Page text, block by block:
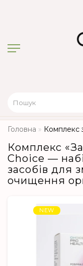
Головна Комплекс
Комплекс
Choice —
засобів для
очищення
NEW